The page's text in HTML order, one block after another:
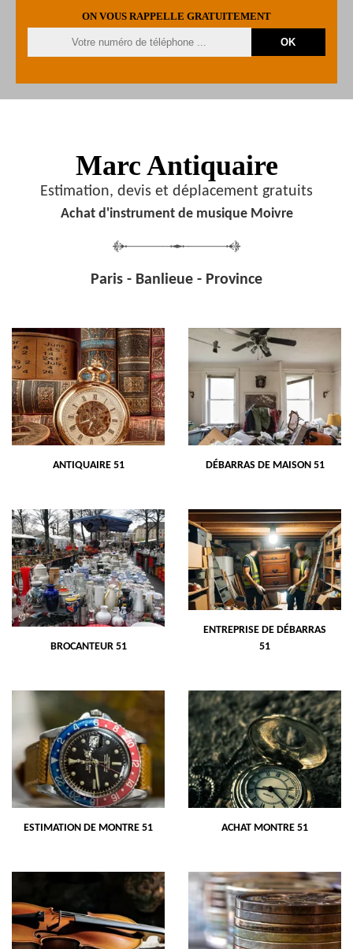
ON VOUS RAPPELLE GRATUITEMENT
Marc Antiquaire
Estimation, devis et déplacement gratuits
Achat d'instrument de musique Moivre
Paris - Banlieue - Province
ANTIQUAIRE 51 DÉBARRAS DE MAISON 51
BROCANTEUR 51
ENTREPRISE DE DÉBARRAS
51
ESTIMATION DE MONTRE 51 ACHAT MONTRE 51